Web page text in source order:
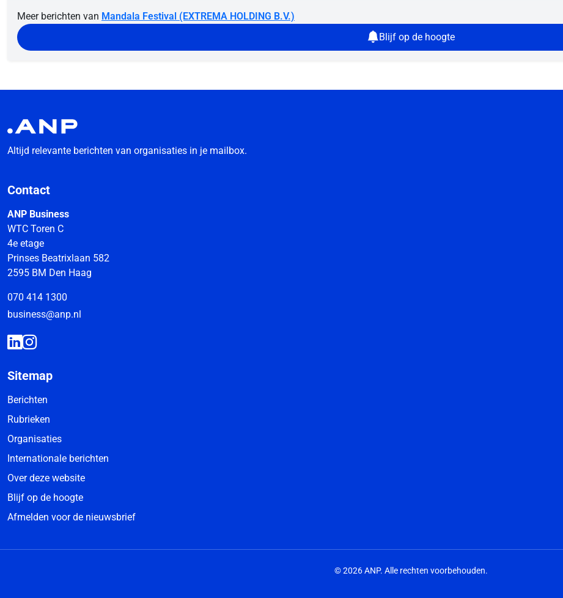
Meer berichten van Mandala Festival (EXTREMA HOLDING B.V.)
Blijf op de hoogte
Altijd relevante berichten van organisaties in je mailbox.
Contact
ANP Business
WTC Toren C
4e etage
Prinses Beatrixlaan 582
2595 BM Den Haag
070 414 1300
business@anp.nl
Sitemap
Berichten
Rubrieken
Organisaties
Internationale berichten
Over deze website
Blijf op de hoogte
Afmelden voor de nieuwsbrief
© 2026 ANP. Alle rechten voorbehouden.